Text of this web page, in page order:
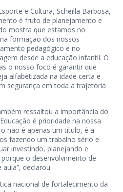
e Cultura, Scheilla Barbosa,
é fruto de planejamento e
mostra que estamos no
formação dos nossos
pedagógico e no
desde a educação infantil. O
o nosso foco é garantir que
alfabetizada na idade certa e
segurança em toda a trajetória
ressaltou a importância do
é prioridade na nossa
não é apenas um título, é a
fazendo um trabalho sério e
investindo, planejando e
o desenvolvimento de
declarou.
nacional de fortalecimento da